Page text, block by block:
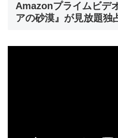
Amazonプライムビデ
アの砂漠』が見放題独